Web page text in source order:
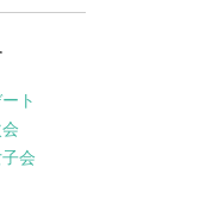
ト
会